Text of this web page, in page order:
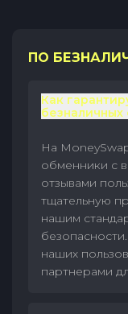
ПО
Как
безналичных
На
обменники с
отзывами
тщательную
нашим
наших
партнерами